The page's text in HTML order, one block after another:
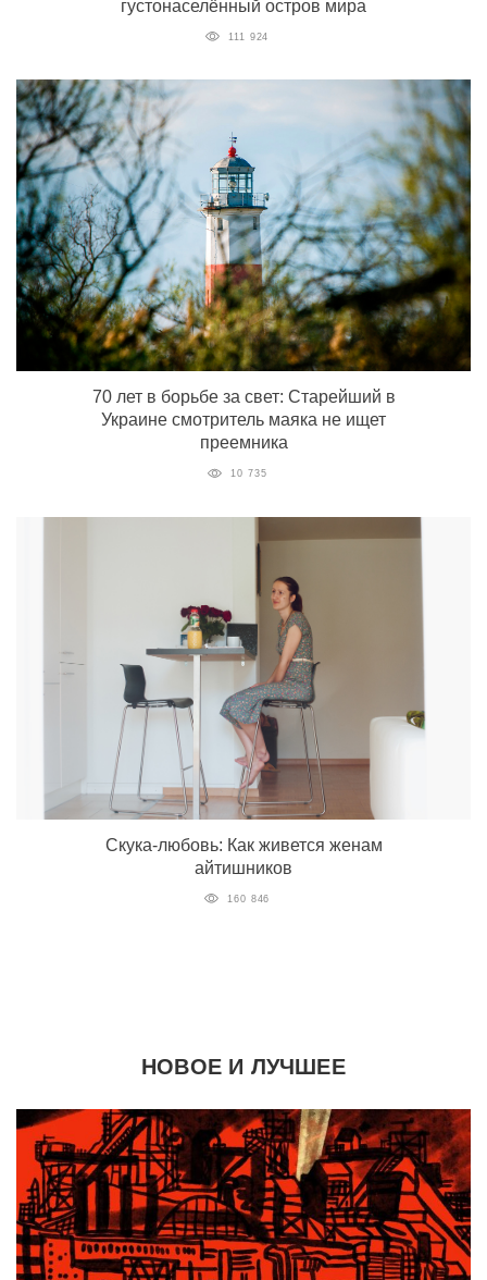
густонаселённый остров мира
111 924
70 лет в борьбе за свет: Старейший в
Украине смотритель маяка не ищет
преемника
10 735
Скука-любовь: Как живется женам
айтишников
160 846
НОВОЕ И ЛУЧШЕЕ